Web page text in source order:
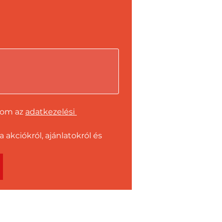
az adatkezelési
akciókról, ajánlatokról és